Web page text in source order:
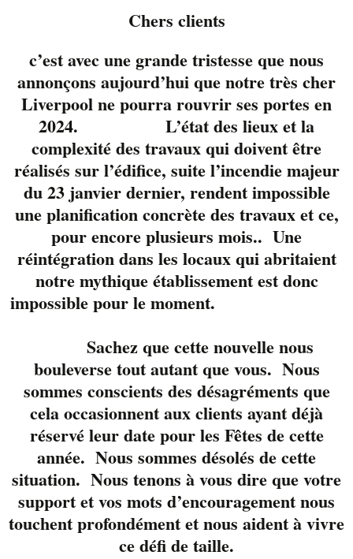
Aprés leur présence
appréciée lors notre
soirée 25ième
anniversaire, ils nous
reviennent pour une
soirée de dégustation
automnale.
Les Bières de laMicro-
brasserie Le Trou du
diablevous seront
offertes en dégustation
novembre prochain.
Vous pourrez en
apprendre plus sur le
brassage, les arômes et
le goûts de quelques
uns de leurs produits.
4 Bières seront en
promotion ce soir là:
La MacTavish
La Sang d’Encre
Chers clients
c’est avec une grande tristesse que nous
annonçons aujourd’hui que notre très cher
Liverpool ne pourra rouvrir ses portes en
2024. L’état des lieux et la
complexité des travaux qui doivent être
réalisés sur l’édifice, suite l’incendie majeur
du 23 janvier dernier, rendent impossible
une planification concrète des travaux et ce,
pour encore plusieurs mois.. Une
réintégration dans les locaux qui abritaient
notre mythique établissement est donc
impossible pour le moment.
Sachez que cette nouvelle nous
bouleverse tout autant que vous. Nous
sommes conscients des désagréments que
cela occasionnent aux clients ayant déjà
réservé leur date pour les Fêtes de cette
année. Nous sommes désolés de cette
situation. Nous tenons à vous dire que votre
support et vos mots d’encouragement nous
touchent profondément et nous aident à vivre
ce défi de taille.